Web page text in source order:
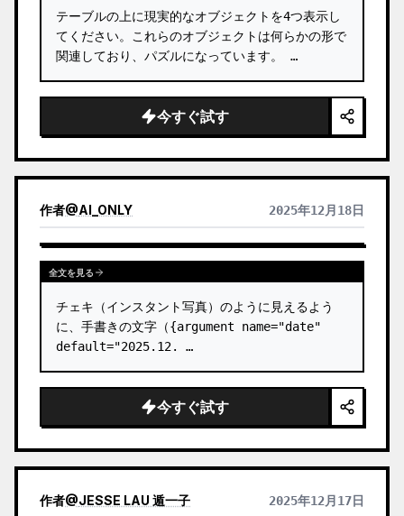
テーブルの上に現実的なオブジェクトを4つ表示し
てください。これらのオブジェクトは何らかの形で
関連しており、パズルになっています。 …
今すぐ試す
作者@AI_ONLY 2025年12月18日
全文を見る
チェキ（インスタント写真）のように見えるよう
に、手書きの文字（{argument name="date"
default="2025.12. …
今すぐ試す
作者@JESSE LAU 遁一子 2025年12月17日